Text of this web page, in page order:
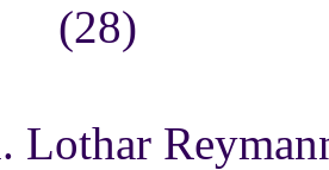
(28)
Lothar